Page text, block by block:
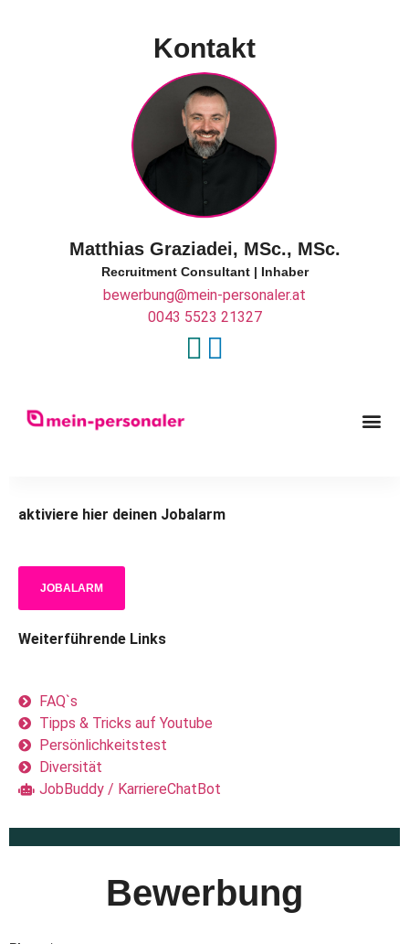
Kontakt
Matthias Graziadei, MSc., MSc.
Recruitment Consultant | Inhaber
bewerbung@mein-personaler.at
0043 5523 21327
Bewerbung